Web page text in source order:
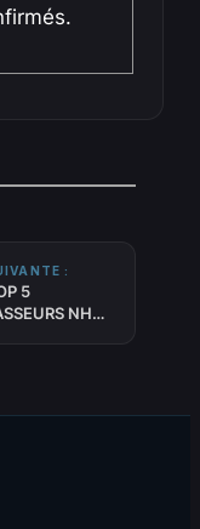
:
5
NHL :